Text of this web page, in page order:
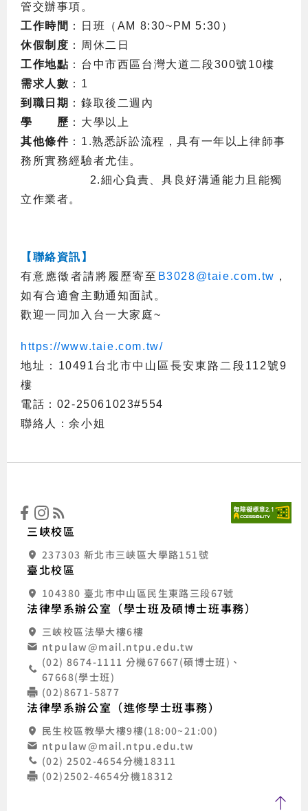
管交辦事項。
工作時間 ：日班（ AM 8:30~PM 5:30 ）
休假制度 ：周休二日
工作地點 ：台中市西區台灣大道二段300號 10樓
需求人數 ： 1
到職日期 ：錄取後二週內
學 歷 ：大學以上
其他條件 ： 1.熟悉訴訟流程，具有一年以上律師事
務所實務經驗者尤佳。
2.細心負責、具良好溝通能力且能獨
立作業者。
【聯絡資訊】
有意應徵者請將履歷寄至 B3028@taie.com.tw ，
如有合適會主動通知面試。
歡迎一同加入台一大家庭~
https://www.taie.com.tw/
地址： 10491 台北市中山區長安東路二段112號9
樓
電話： 02-25061023#554
聯絡人：余小姐
三峽校區
237303 新北市三峽區大學路151號
臺北校區
104380 臺北市中山區民生東路三段67號
法律學系辦公室（學士班及碩博士班事務）
三峽校區法學大樓6樓
ntpulaw@mail.ntpu.edu.tw
(02) 8674-1111 分機67667(碩博士班)、
67668(學士班)
(02)8671-5877
法律學系辦公室（進修學士班事務）
民生校區教學大樓9樓(18:00~21:00)
ntpulaw@mail.ntpu.edu.tw
(02) 2502-4654分機18311
(02)2502-4654分機18312